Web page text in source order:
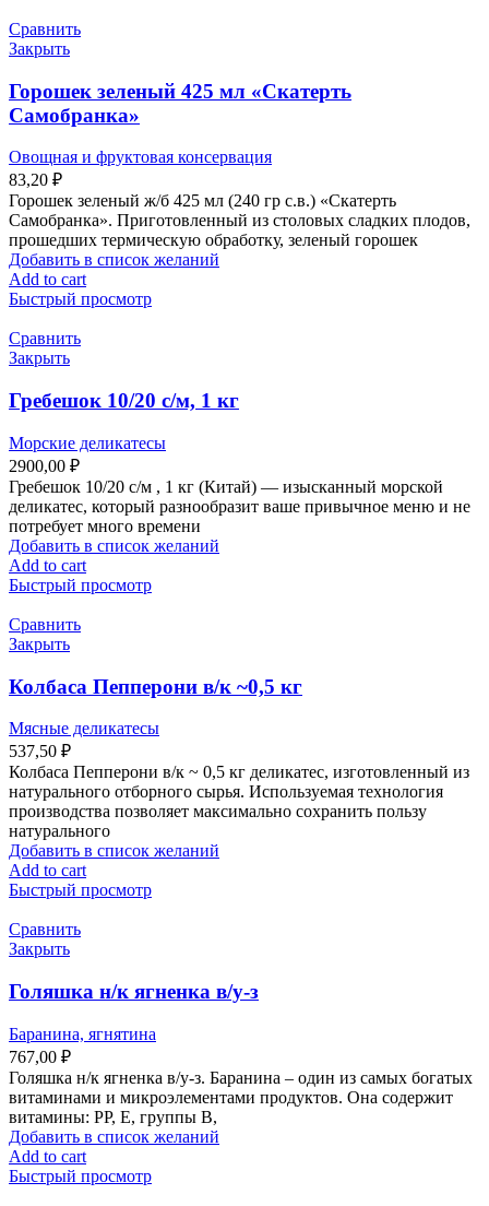
Сравнить
Закрыть
Горошек зеленый 425 мл «Скатерть
Самобранка»
Овощная и фруктовая консервация
83,20 ₽
Горошек зеленый ж/б 425 мл (240 гр с.в.) «Скатерть
Самобранка». Приготовленный из столовых сладких плодов,
прошедших термическую обработку, зеленый горошек
Добавить в список желаний
Add to cart
Быстрый просмотр
Сравнить
Закрыть
Гребешок 10/20 с/м, 1 кг
Морские деликатесы
2900,00 ₽
Гребешок 10/20 с/м , 1 кг (Китай) — изысканный морской
деликатес, который разнообразит ваше привычное меню и не
потребует много времени
Добавить в список желаний
Add to cart
Быстрый просмотр
Сравнить
Закрыть
Колбаса Пепперони в/к ~0,5 кг
Мясные деликатесы
537,50 ₽
Колбаса Пепперони в/к ~ 0,5 кг деликатес, изготовленный из
натурального отборного сырья. Используемая технология
производства позволяет максимально сохранить пользу
натурального
Добавить в список желаний
Add to cart
Быстрый просмотр
Сравнить
Закрыть
Голяшка н/к ягненка в/у-з
Баранина, ягнятина
767,00 ₽
Голяшка н/к ягненка в/у-з. Баранина – один из самых богатых
витаминами и микроэлементами продуктов. Она содержит
витамины: РР, Е, группы В,
Добавить в список желаний
Add to cart
Быстрый просмотр